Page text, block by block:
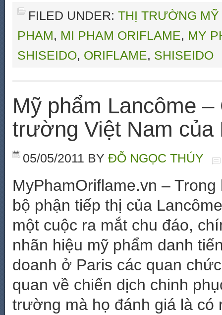
FILED UNDER: THỊ TRƯỜNG
PHAM, MI PHAM ORIFLAME, MY
SHISEIDO, ORIFLAME, SHISEIDO
Mỹ phẩm Lancôme
trường Việt Nam của
05/05/2011 BY ĐỖ NGỌC THÚY
MyPhamOriflame.vn –
bộ phận tiếp thị của
một cuộc ra mắt chu đáo,
nhãn hiệu mỹ phẩm danh
doanh ở Paris các quan
quan về chiến dịch chinh
trường mà họ đánh giá là có